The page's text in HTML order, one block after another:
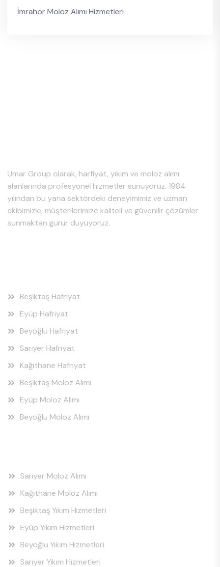
İmrahor Moloz Alımı Hizmetleri
Umar Group olarak, harfiyat, yıkım ve moloz alımı
alanlarında profesyonel hizmetler sunuyoruz. 1984
yılından bu yana sektördeki deneyimimiz ve uzman
ekibimizle, müşterilerimize kaliteli ve güvenilir çözümler
sunmaktan gurur duyuyoruz.
Beşiktaş Hafriyat
Eyüp Hafriyat
Beyoğlu Hafriyat
Sarıyer Hafriyat
Kağıthane Hafriyat
Beşiktaş Moloz Alımı
Eyüp Moloz Alımı
Beyoğlu Moloz Alımı
Sarıyer Moloz Alımı
Kağıthane Moloz Alımı
Beşiktaş Yıkım Hizmetleri
Eyüp Yıkım Hizmetleri
Beyoğlu Yıkım Hizmetleri
Sarıyer Yıkım Hizmetleri